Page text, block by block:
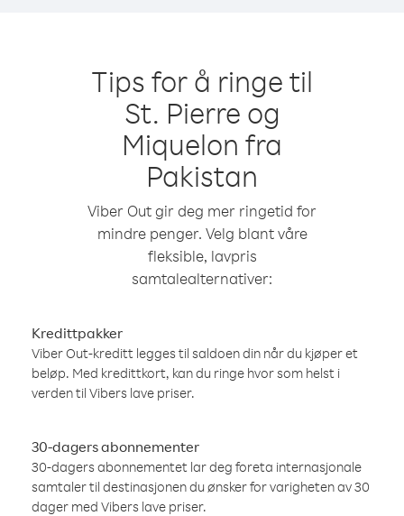
Tips for å ringe til
St. Pierre og
Miquelon fra
Pakistan
Viber Out gir deg mer ringetid for
mindre penger. Velg blant våre
fleksible, lavpris
samtalealternativer:
Kredittpakker
Viber Out-kreditt legges til saldoen din når du kjøper et
beløp. Med kredittkort, kan du ringe hvor som helst i
verden til Vibers lave priser.
30-dagers abonnementer
30-dagers abonnementet lar deg foreta internasjonale
samtaler til destinasjonen du ønsker for varigheten av 30
dager med Vibers lave priser.